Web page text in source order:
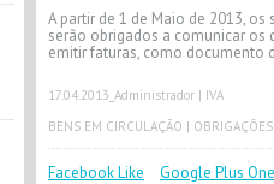
A partir de 1 de Maio de 2013,
serão obrigados a comunicar os
emitir faturas, como documento
17.04.2013 _Administrador | IVA
BENS EM CIRCULAÇÃO | OBRIGAÇÕES
Facebook Like Google Plus One